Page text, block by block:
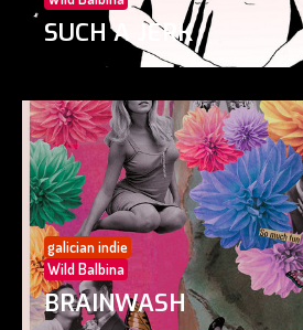
SUCH A JERK
galician indie
Wild Balbina
BRAINWASH